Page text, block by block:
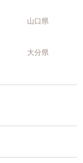
山口県
大分県